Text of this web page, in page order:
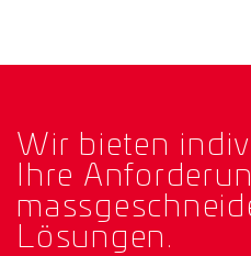
Wir bieten
Ihre
Lösungen.